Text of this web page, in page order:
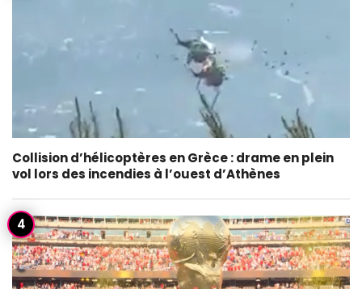
Collision d’hélicoptères en Grèce : drame en plein
vol lors des incendies à l’ouest d’Athènes